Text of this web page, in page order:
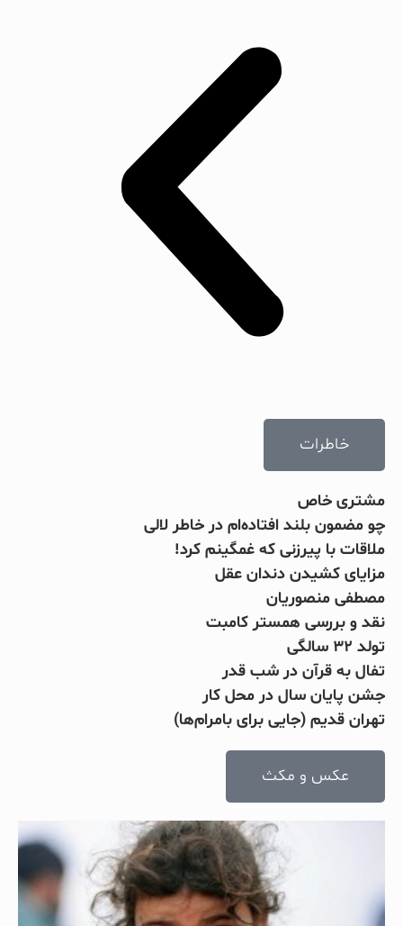
خاطرات
مشتری خاص
چو مضمون بلند افتاده‌ام در خاطر لالی
ملاقات با پیرزنی که غمگینم کرد!
مزایای کشیدن دندان عقل
مصطفی منصوریان
نقد و بررسی همستر کامبت
تولد ۳۲ سالگی
تفال به قرآن در شب قدر
جشن پایان سال در محل کار
تهران قدیم (جایی برای بامرام‌ها)
عکس و مکث